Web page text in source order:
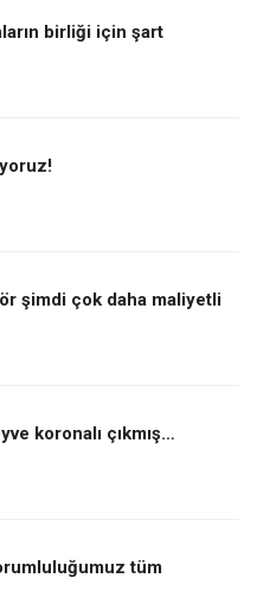
birliği için şart
şimdi çok daha maliyetli
koronalı çıkmış…
tüm